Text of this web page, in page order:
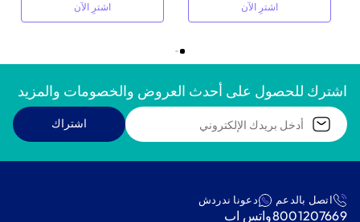
اشترِ الآن اشترِ الآن
اشترك للحصول على أحدث العروض والخصومات والمزيد
اشتراك
اتصل بالدعم
8001207669
دعونا ندردش
واتس اب